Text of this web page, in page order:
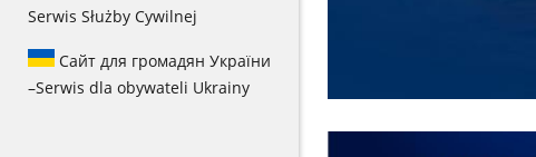
Serwis Służby Cywilnej
Сайт для громадян України
–Serwis dla obywateli Ukrainy